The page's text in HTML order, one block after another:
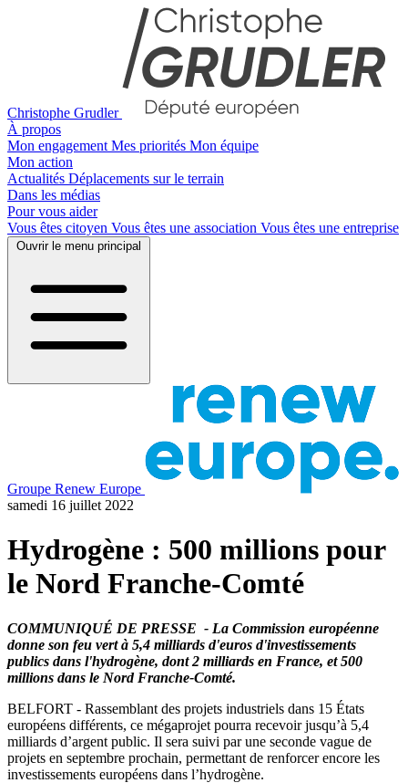
Christophe Grudler
À propos
Mon engagement Mes priorités Mon équipe
Mon action
Actualités Déplacements sur le terrain
Dans les médias
Pour vous aider
Vous êtes citoyen Vous êtes une association Vous êtes une entreprise
Ouvrir le menu principal
Groupe Renew Europe
samedi 16 juillet 2022
Hydrogène : 500 millions pour
le Nord Franche-Comté
COMMUNIQUÉ DE PRESSE - La Commission européenne
donne son feu vert à 5,4 milliards d'euros d'investissements
publics dans l'hydrogène, dont 2 milliards en France, et 500
millions dans le Nord Franche-Comté.
BELFORT - Rassemblant des projets industriels dans 15 États
européens différents, ce mégaprojet pourra recevoir jusqu’à 5,4
milliards d’argent public. Il sera suivi par une seconde vague de
projets en septembre prochain, permettant de renforcer encore les
investissements européens dans l’hydrogène.